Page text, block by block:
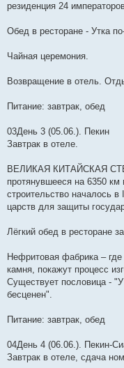
резиденция 24
Обед в ресторане - Утка
Чайная церемония.
Возвращение в отель.
Питание: завтрак, обед
03День 3 (05.06.). Пекин
Завтрак в отеле.
ВЕЛИКАЯ КИТАЙСКАЯ
протянувшееся на 6350
строительство началось
царств для защиты
Лёгкий обед в ресторане
Нефритовая фабрика –
камня, покажут процесс
Существует пословица -
бесценен".
Питание: завтрак, обед
04День 4 (06.06.). Пекин-
Завтрак в отеле, сдача